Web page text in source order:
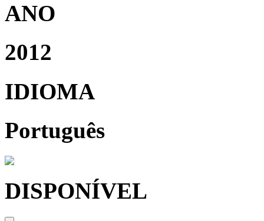
ANO
2012
IDIOMA
Português
DISPONÍVEL